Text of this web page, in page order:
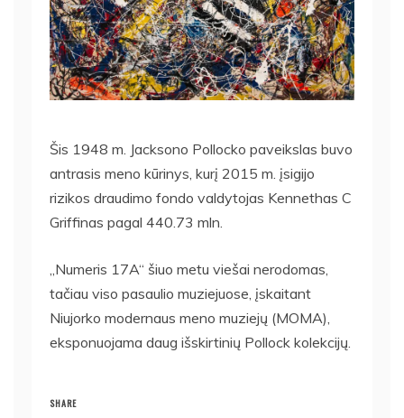
Šis 1948 m. Jacksono Pollocko paveikslas buvo
antrasis meno kūrinys, kurį 2015 m. įsigijo
rizikos draudimo fondo valdytojas Kennethas C
Griffinas pagal 440.73 mln.
„Numeris 17A“ šiuo metu viešai nerodomas,
tačiau viso pasaulio muziejuose, įskaitant
Niujorko modernaus meno muziejų (MOMA),
eksponuojama daug išskirtinių Pollock kolekcijų.
SHARE